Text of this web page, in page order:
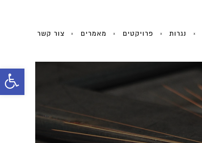
נגרות פרויקטים מאמרים צור קשר